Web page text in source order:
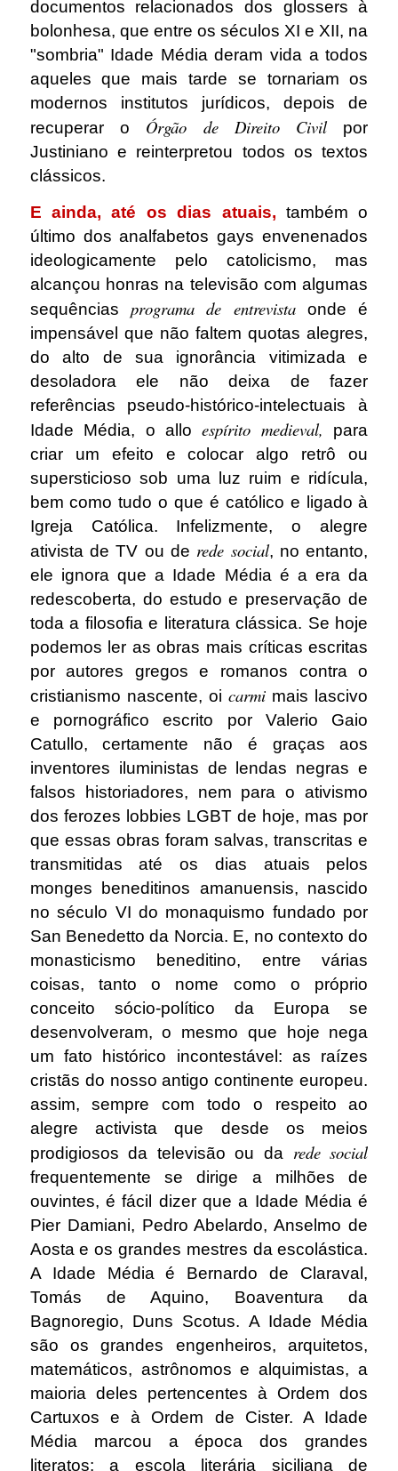
documentos relacionados dos glossers à
bolonhesa, que entre os séculos XI e XII, na
"sombria" Idade Média deram vida a todos
aqueles que mais tarde se tornariam os
modernos institutos jurídicos, depois de
recuperar o Órgão de Direito Civil
por
Justiniano e reinterpretou todos os textos
clássicos.
E ainda, até os dias atuais, também o
último dos analfabetos gays envenenados
ideologicamente pelo catolicismo, mas
alcançou honras na televisão com algumas
sequências programa de entrevista
onde é
impensável que não faltem quotas alegres,
do alto de sua ignorância vitimizada e
desoladora ele não deixa de fazer
referências pseudo-histórico-intelectuais à
Idade Média, o alloespírito medieval, para
criar um efeito e colocar algo retrô ou
supersticioso sob uma luz ruim e ridícula,
bem como tudo o que é católico e ligado à
Igreja Católica. Infelizmente, o alegre
ativista de TV ou de rede social, no entanto,
ele ignora que a Idade Média é a era da
redescoberta, do estudo e preservação de
toda a filosofia e literatura clássica. Se hoje
podemos ler as obras mais críticas escritas
por autores gregos e romanos contra o
cristianismo nascente, oicarmi mais lascivo
e pornográfico escrito por Valerio Gaio
Catullo, certamente não é graças aos
inventores iluministas de lendas negras e
falsos historiadores, nem para o ativismo
dos ferozes lobbies LGBT de hoje, mas por
que essas obras foram salvas, transcritas e
transmitidas até os dias atuais pelos
monges beneditinos amanuensis, nascido
no século VI do monaquismo fundado por
San Benedetto da Norcia. E, no contexto do
monasticismo beneditino, entre várias
coisas, tanto o nome como o próprio
conceito sócio-político da Europa se
desenvolveram, o mesmo que hoje nega
um fato histórico incontestável: as raízes
cristãs do nosso antigo continente europeu.
assim, sempre com todo o respeito ao
alegre activista que desde os meios
prodigiosos da televisão ou da rede social
frequentemente se dirige a milhões de
ouvintes, é fácil dizer que a Idade Média é
Pier Damiani, Pedro Abelardo, Anselmo de
Aosta e os grandes mestres da escolástica.
A Idade Média é Bernardo de Claraval,
Tomás de Aquino, Boaventura da
Bagnoregio, Duns Scotus. A Idade Média
são os grandes engenheiros, arquitetos,
matemáticos, astrônomos e alquimistas, a
maioria deles pertencentes à Ordem dos
Cartuxos e à Ordem de Cister. A Idade
Média marcou a época dos grandes
literatos: a escola literária siciliana de